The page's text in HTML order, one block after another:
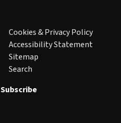
Cookies & Privacy Policy
Accessibility Statement
Sitemap
Search
Subscribe